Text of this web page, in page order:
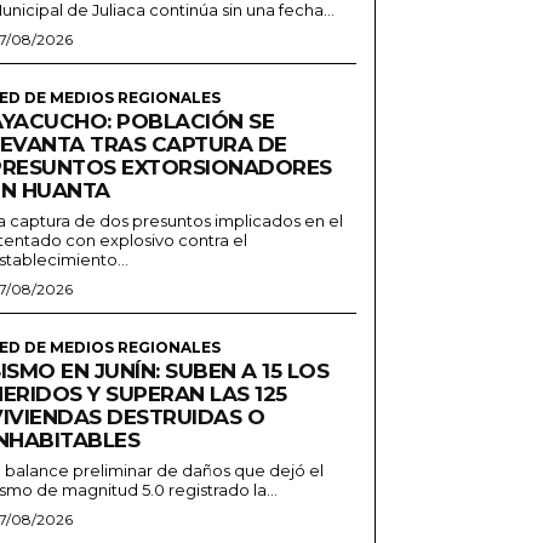
de Juliaca continúa sin una fecha...
08/2026
DE MEDIOS REGIONALES
POBLACIÓN SE
TRAS CAPTURA DE
EXTORSIONADORES
HUANTA
captura de dos presuntos implicados en el
con explosivo contra el
08/2026
DE MEDIOS REGIONALES
EN JUNÍN: SUBEN A 15 LOS
Y SUPERAN LAS 125
DESTRUIDAS O
balance preliminar de daños que dejó el
de magnitud 5.0 registrado la...
08/2026